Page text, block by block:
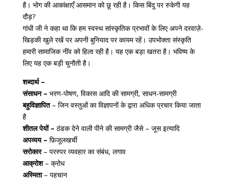
है। भोग की आकांक्षाएँ आसमान को छू रही है। किस बिंदु पर रुकेगी यह
दौड़?
गांधी जी ने कहा था कि हम स्वस्थ सांस्कृतिक प्रभावों के लिए अपने दरवाज़े-
खिड़की खुले रखें पर अपनी बुनियाद पर कायम रहें। उपभोक्ता संस्कृति
हमारी सामाजिक नींव को हिला रही है। यह एक बड़ा खतरा है। भविष्य के
लिए यह एक बड़ी चुनौती है।
शब्दार्थ –
संसाधन – भरण-पोषण, विकास आदि की सामग्री, साधन-सामग्री
बहुविज्ञापित – जिन वस्तुओं का विज्ञापनों के द्वारा अधिक प्रचार किया जाता
है
शीतल पेयों – ठंडक देने वाली पीने की सामग्री जैसे – जूस इत्यादि
अपव्यय – फ़िजूलखर्ची
सरोकार – परस्पर व्यवहार का संबंध, लगाव
आक्रोश– क्रोध
अस्मिता – पहचान